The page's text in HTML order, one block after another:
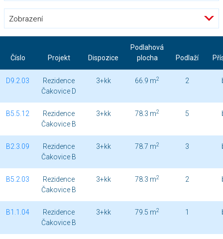
Zobrazení
Číslo Projekt Dispozice
Podlahová
plocha
Podlaží
D9.2.03
Rezidence
Čakovice D
3+kk 66.9 m2 2
B5.5.12
Rezidence
Čakovice B
3+kk 78.3 m2 5
B2.3.09
Rezidence
Čakovice B
3+kk 78.7 m2 3
B5.2.03
Rezidence
Čakovice B
3+kk 78.3 m2 2
B1.1.04
Rezidence
Čakovice B
3+kk 79.5 m2 1